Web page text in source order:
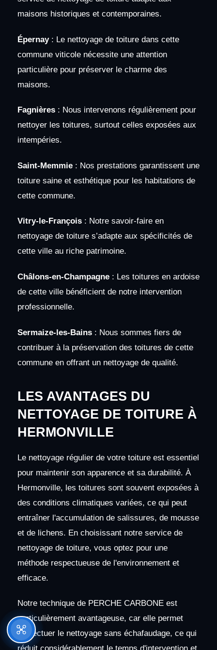
maisons historiques et contemporaines.
Épernay: Le nettoyage de toiture dans cette
commune viticole nécessite une attention
particulière pour préserver le charme des
maisons.
Fagnières: Nous intervenons régulièrement pour
nettoyer les toitures, surtout celles exposées aux
intempéries.
Saint-Memmie: Nos prestations garantissent une
toiture saine et esthétique pour les habitations de
cette commune.
Vitry-le-François: Notre savoir-faire en
nettoyage de toiture s’adapte aux spécificités de
cette ville au riche patrimoine.
Châlons-en-Champagne: Les toitures en ardoise
de cette ville bénéficient de notre intervention
professionnelle.
Sermaize-les-Bains: Nous sommes fiers de
contribuer à la préservation des toitures de cette
commune en offrant un nettoyage de qualité.
LES AVANTAGES DU
NETTOYAGE DE TOITURE À
HERMONVILLE
Le nettoyage régulier de votre toiture est essentiel
pour maintenir son apparence et sa durabilité. À
Hermonville, les toitures sont souvent exposées à
des conditions climatiques variées, ce qui peut
entraîner l'accumulation de salissures, de mousse
et de lichens. En choisissant notre service de
nettoyage de toiture, vous optez pour une
méthode respectueuse de l'environnement et
efficace.
Notre technique de PERCHE CARBONE est
particulièrement avantageuse, car elle permet
d'effectuer le nettoyage sans échafaudage, ce qui